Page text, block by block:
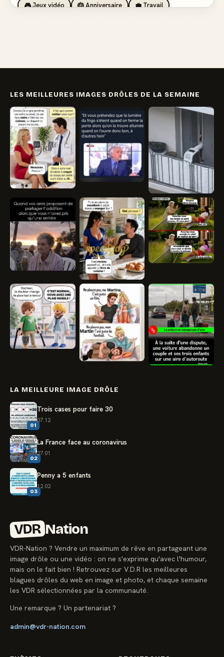
🎮 Jeux vidéo
🎂 Anniversaire
💼 Travail
LES MEILLEURES IMAGES DRÔLES DE LA SEMAINE
LA MEILLEURE IMAGE DRÔLE
01
Trois cases pour faire 30
07.12
02
La France face au coronavirus
27.01
03
Penny a 5 enfants
12.02
VDR Nation
VDR-Nation ? Vendre un maximum de rêve en partageant une
image drôle ou une vidéo : on ne s'exprime qu'avec l'humour,
mais on le fait bien ! Retrouvez sur V.D.R les meilleures
blagues drôles du web en image et photo, et chaque semaine
les VDR sélectionnées par la communauté.
Une remarque ? Un partenariat ?
admin@vdr-nation.com